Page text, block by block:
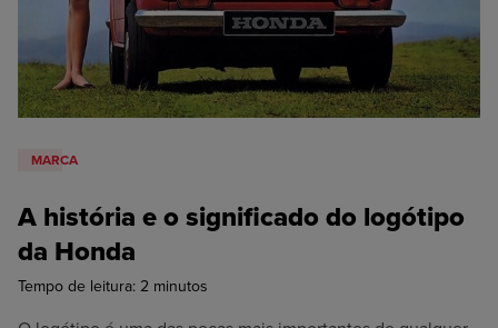
MARCA
A história e o significado do logótipo
da Honda
Tempo de leitura: 2 minutos